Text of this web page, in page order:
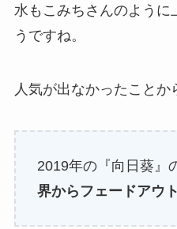
水もこみちさんのように
うですね。
人気が出なかったことか
2019年の『向日葵』
界からフェードアウ